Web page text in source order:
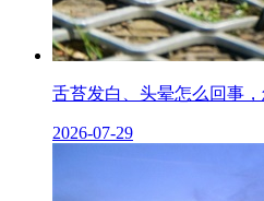
舌苔发白、头晕怎么回事
2026-07-29